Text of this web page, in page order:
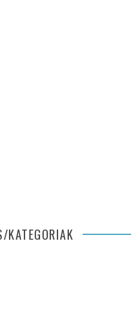
KATEGORIAK